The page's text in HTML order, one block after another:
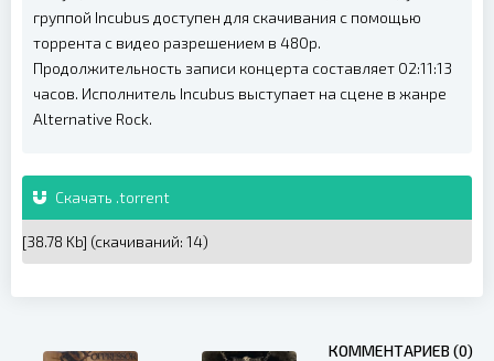
группой Incubus доступен для скачивания с помощью
торрента с видео разрешением в 480p.
Продолжительность записи концерта составляет 02:11:13
часов. Исполнитель Incubus выступает на сцене в жанре
Alternative Rock.
Скачать .torrent
[38.78 Kb] (cкачиваний: 14)
КОММЕНТАРИЕВ (0)